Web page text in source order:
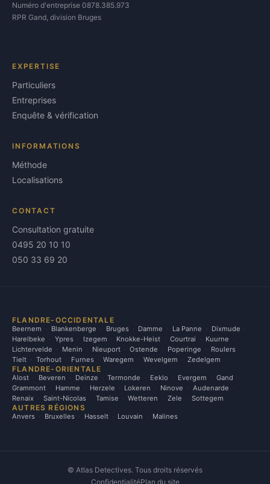
Numéro d'entreprise 0878.385.973
RPR Gand, division Bruges
EXPERTISE
Particuliers
Entreprises
Enquête & vérification
INFORMATIONS
Méthode
Localisations
CONTACT
Consultation gratuite
0495 20 10 10
050 33 69 20
FLANDRE-OCCIDENTALE
Beernem Blankenberge Bruges Damme La Panne
Dixmude
Harelbeke
Ypres Izegem Knokke-Heist Courtrai
Kuurne
Lichtervelde
Menin Nieuport Ostende Poperinge
Roulers
Tielt
Torhout Furnes Waregem Wevelgem Zedelgem
FLANDRE-ORIENTALE
Alost Beveren Deinze Termonde Eeklo Evergem
Gand
Grammont
Hamme Herzele Lokeren Ninove
Audenarde
Renaix
Saint-Nicolas Tamise Wetteren Zele Sottegem
AUTRES RÉGIONS
Anvers Bruxelles Hasselt Louvain Malines
© Atlas Detectives. Tous droits réservés
ConfidentialitéPlan du site